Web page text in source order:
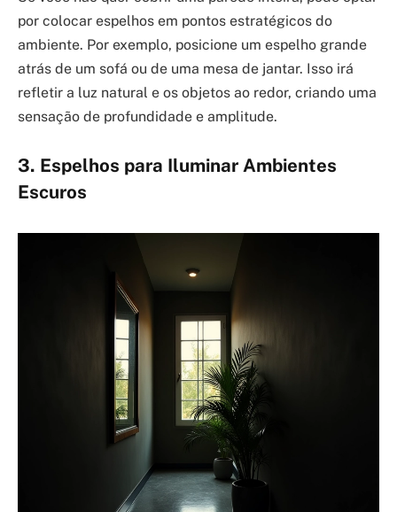
por colocar espelhos em pontos estratégicos do
ambiente. Por exemplo, posicione um espelho grande
atrás de um sofá ou de uma mesa de jantar. Isso irá
refletir a luz natural e os objetos ao redor, criando uma
sensação de profundidade e amplitude.
3. Espelhos para Iluminar Ambientes
Escuros